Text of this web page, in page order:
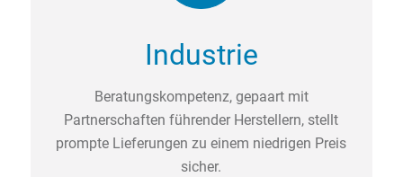
Industrie
Beratungskompetenz, gepaart mit
Partnerschaften führender Herstellern, stellt
prompte Lieferungen zu einem niedrigen Preis
sicher.